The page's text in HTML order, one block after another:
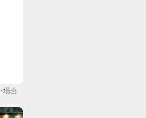
場合